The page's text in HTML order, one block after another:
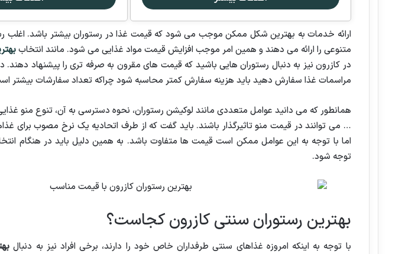
ارائه خدمات به بهترین شکل ممکن موجب می شود که قیمت غذا در رستوران بیشتر باشد. اغلب
متنوعی را ارائه می دهند و همین امر موجب افزایش قیمت مواد غذایی می شود. مانند انتخاب
در کازرون نیز به دنبال رستوران هایی باشید که قیمت های مقرون به صرفه تری را پیشنهاد دهند.
مراسمات غذا سفارش دهید باید هزینه سفارش کمتر محاسبه شود چراکه تعداد سفارشات بیشتر
همانطور که می دانید عوامل متعددی مانند لوکیشن رستوران، نحوه دسترسی به آن، تنوع منو
… می توانند در قیمت منو تاثیرگذار باشند. باید گفت که از طرف اتحادیه یک نرخ مصوب برای
اما با توجه به این عوامل ممکن است قیمت ها متفاوت باشد. به همین دلیل باید در هنگام
توجه شود.
بهترین رستوران سنتی کازرون کجاست؟
با توجه به اینکه امروزه غذاهای سنتی طرفداران خاص خود را دارند، برخی افراد نیز به دنبال